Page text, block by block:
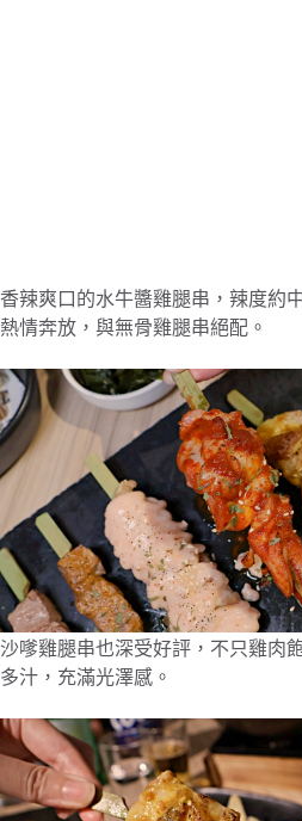
香辣爽口的水牛醬雞腿串，辣度約
熱情奔放，與無骨雞腿串絕配。
沙嗲雞腿串也深受好評，不只雞肉
多汁，充滿光澤感。